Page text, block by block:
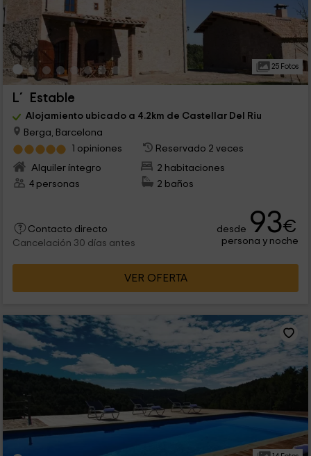
25 Fotos
L´ Estable
Alojamiento ubicado a 4.2km de Castellar Del Riu
Berga, Barcelona
1 opiniones
Reservado 2 veces
Alquiler íntegro
2 habitaciones
4 personas
2 baños
Contacto directo
Cancelación 30 días antes
desde 93€
persona y noche
VER OFERTA